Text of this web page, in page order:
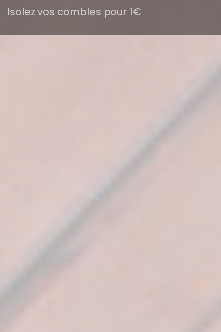
Isolez vos combles pour 1€